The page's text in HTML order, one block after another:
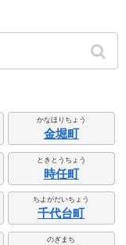
かなほりちょう
金堀町
ときとうちょう
時任町
ちよがだいちょう
千代台町
のぎまち